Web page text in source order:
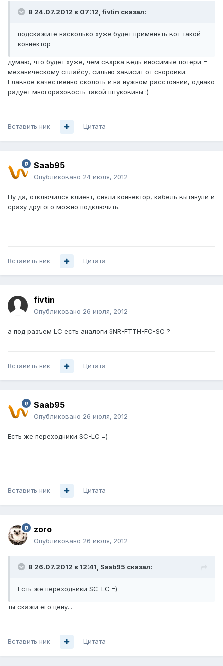
В 24.07.2012 в 07:12, fivtin сказал:
подскажите насколько хуже будет применять вот такой
коннектор
думаю, что будет хуже, чем сварка ведь вносимые потери =
механическому сплайсу, сильно зависит от сноровки.
Главное качественно сколоть и на нужном расстоянии, однако
радует многоразовость такой штуковины :)
Вставить ник Цитата
Saab95
Опубликовано 24 июля, 2012
Ну да, отключился клиент, сняли коннектор, кабель вытянули и
сразу другого можно подключить.
Вставить ник Цитата
fivtin
Опубликовано 26 июля, 2012
а под разъем LC есть аналоги SNR-FTTH-FC-SC ?
Вставить ник Цитата
Saab95
Опубликовано 26 июля, 2012
Есть же переходники SC-LC =)
Вставить ник Цитата
zoro
Опубликовано 26 июля, 2012
В 26.07.2012 в 12:41, Saab95 сказал:
Есть же переходники SC-LC =)
ты скажи его цену...
Вставить ник Цитата